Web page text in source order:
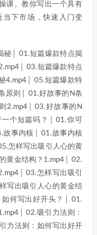
课。教你写出一个具有
当下市场，快速入门变
秘│ 01.短篇爆款特点揭
03.短篇爆款特点
4.mp4│ 05.短篇爆款特
原则│ 01.好故事的N条
2.mp4│ 03.好故事的N
个短篇吗？│ 01.你可
故事内核│ 01.故事内核
怎样写出吸引人心的黄
黄金结构？1.mp4│ 02.
03.怎样写出吸引
写出吸引人心的黄金结
何写出好开头？│ 01.
02.吸引力法则：
力法则：如何写出好开